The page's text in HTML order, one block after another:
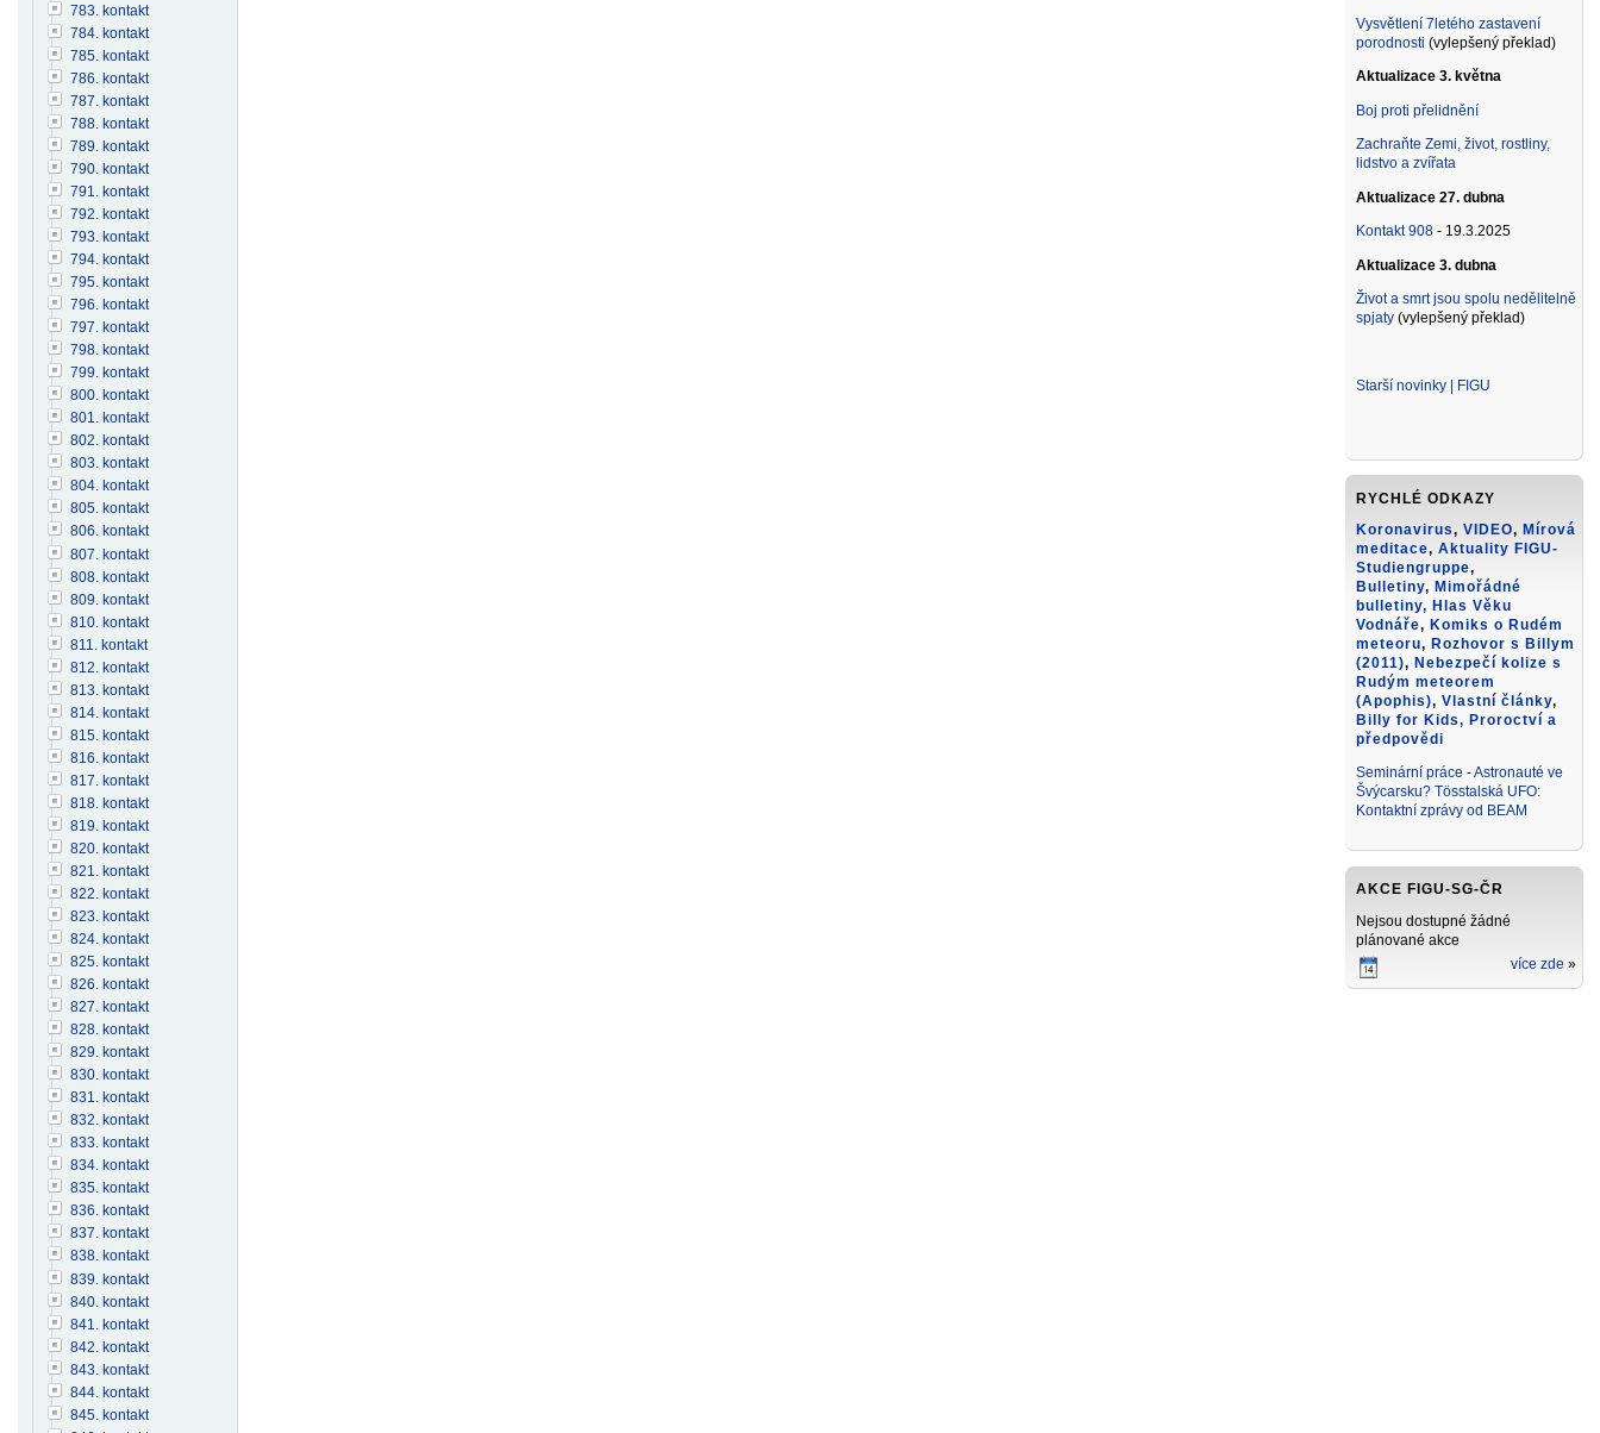
783. kontakt
784. kontakt
785. kontakt
786. kontakt
787. kontakt
788. kontakt
789. kontakt
790. kontakt
791. kontakt
792. kontakt
793. kontakt
794. kontakt
795. kontakt
796. kontakt
797. kontakt
798. kontakt
799. kontakt
800. kontakt
801. kontakt
802. kontakt
803. kontakt
804. kontakt
805. kontakt
806. kontakt
807. kontakt
808. kontakt
809. kontakt
810. kontakt
811. kontakt
812. kontakt
813. kontakt
814. kontakt
815. kontakt
816. kontakt
817. kontakt
818. kontakt
819. kontakt
820. kontakt
821. kontakt
822. kontakt
823. kontakt
824. kontakt
825. kontakt
826. kontakt
827. kontakt
828. kontakt
829. kontakt
830. kontakt
831. kontakt
832. kontakt
833. kontakt
834. kontakt
835. kontakt
836. kontakt
837. kontakt
838. kontakt
839. kontakt
840. kontakt
841. kontakt
842. kontakt
843. kontakt
844. kontakt
845. kontakt
Vysvětlení 7letého zastavení
porodnosti (vylepšený překlad)
Aktualizace 3. května
Boj proti přelidnění
Zachraňte Zemi, život, rostliny,
lidstvo a zvířata
Aktualizace 27. dubna
Kontakt 908- 19.3.2025
Aktualizace 3. dubna
Život a smrt jsou spolu nedělitelně
spjaty(vylepšený překlad)
Starší novinky | FIGU
RYCHLÉ ODKAZY
Koronavirus, VIDEO, Mírová
meditace, Aktuality FIGU-
Studiengruppe,
Bulletiny, Mimořádné
bulletiny, Hlas Věku
Vodnáře, Komiks o Rudém
meteoru, Rozhovor s Billym
(2011), Nebezpečí kolize s
Rudým meteorem
(Apophis), Vlastní články,
Billy for Kids, Proroctví a
předpovědi
Seminární práce -Astronauté ve
Švýcarsku? Tösstalská UFO:
Kontaktní zprávy od BEAM
AKCE FIGU-SG-ČR
Nejsou dostupné žádné
plánované akce
více zde